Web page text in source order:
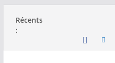
Récents
: